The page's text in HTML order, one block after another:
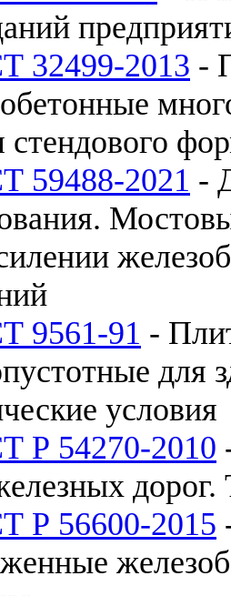
32499-2013 -
стендового
59488-2021 -
9561-91 -
для
условия
Р 54270-2010
Р 56600-2015